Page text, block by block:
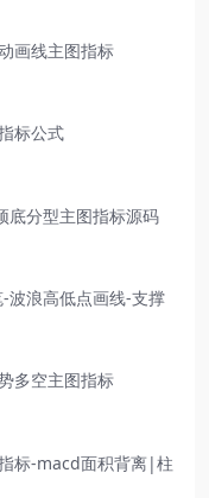
画线主图指标
标公式
底分型主图指标源码
波浪高低点画线-支撑
多空主图指标
标-macd面积背离|柱